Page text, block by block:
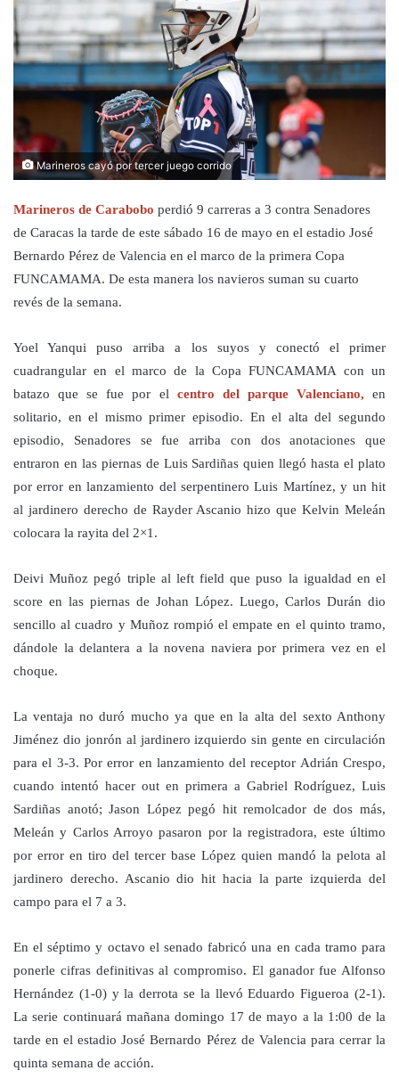
Marineros cayó por tercer juego corrido
Marineros de Carabobo perdió 9 carreras a 3 contra Senadores
de Caracas la tarde de este sábado 16 de mayo en el estadio José
Bernardo Pérez de Valencia en el marco de la primera Copa
FUNCAMAMA. De esta manera los navieros suman su cuarto
revés de la semana.
Yoel Yanqui puso arriba a los suyos y conectó el primer
cuadrangular en el marco de la Copa FUNCAMAMA con un
batazo que se fue por el centro del parque Valenciano, en
solitario, en el mismo primer episodio. En el alta del segundo
episodio, Senadores se fue arriba con dos anotaciones que
entraron en las piernas de Luis Sardiñas quien llegó hasta el plato
por error en lanzamiento del serpentinero Luis Martínez, y un hit
al jardinero derecho de Rayder Ascanio hizo que Kelvin Meleán
colocara la rayita del 2×1.
Deivi Muñoz pegó triple al left field que puso la igualdad en el
score en las piernas de Johan López. Luego, Carlos Durán dio
sencillo al cuadro y Muñoz rompió el empate en el quinto tramo,
dándole la delantera a la novena naviera por primera vez en el
choque.
La ventaja no duró mucho ya que en la alta del sexto Anthony
Jiménez dio jonrón al jardinero izquierdo sin gente en circulación
para el 3-3. Por error en lanzamiento del receptor Adrián Crespo,
cuando intentó hacer out en primera a Gabriel Rodríguez, Luis
Sardiñas anotó; Jason López pegó hit remolcador de dos más,
Meleán y Carlos Arroyo pasaron por la registradora, este último
por error en tiro del tercer base López quien mandó la pelota al
jardinero derecho. Ascanio dio hit hacia la parte izquierda del
campo para el 7 a 3.
En el séptimo y octavo el senado fabricó una en cada tramo para
ponerle cifras definitivas al compromiso. El ganador fue Alfonso
Hernández (1-0) y la derrota se la llevó Eduardo Figueroa (2-1).
La serie continuará mañana domingo 17 de mayo a la 1:00 de la
tarde en el estadio José Bernardo Pérez de Valencia para cerrar la
quinta semana de acción.